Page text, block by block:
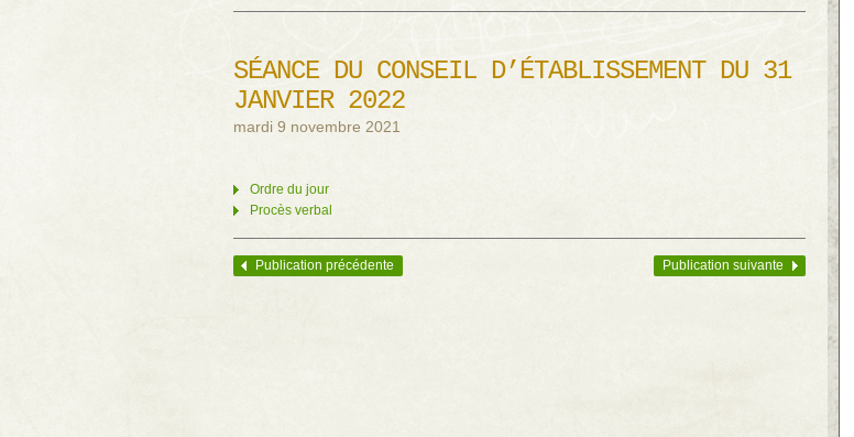
SÉANCE DU CONSEIL D’ÉTABLISSEMENT DU 31
JANVIER 2022
mardi 9 novembre 2021
Ordre du jour
Procès verbal
Navigation des articles
Publication précédente Publication suivante